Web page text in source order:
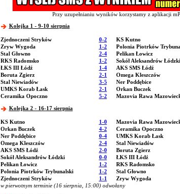
Przy uzupełnianiu wyników korzystamy z aplikacji
Kolejka 1 - 9-10 sierpnia
Zjednoczeni Stryków 0-2 KS Kutno
Zryw Wygoda
1-2 Polonia Piotrków
Stal Głowno
2-4 Pelikan Łowicz
RKS Radomsko
1-2 Sokół Aleksandrów Łódzki
ŁKS III Łódź
1-4 AKS SMS Łódź
Boruta Zgierz
2-1 Omega Kleszczów
Stal Niewiadów
3-5 Ner Poddębice
UMKS Korab Łask
2-1 Orkan Buczek
Ceramika Opoczno
5-2 Mazovia Rawa
Kolejka 2 - 16-17 sierpnia
KS Kutno 1-0 Mazovia Rawa
Orkan Buczek
4-2 Ceramika Opoczno
Ner Poddębice
0-4 UMKS Korab Łask
Omega Kleszczów
2-4 Stal Niewiadów
AKS SMS Łódź
2-0 Boruta Zgierz
Sokół Aleksandrów Łódzki
0-0 ŁKS III Łódź
Pelikan Łowicz
1-2 RKS Radomsko
Polonia Piotrków Trybunalski
1-2 Stal Głowno
Zjednoczeni Stryków
1-1 Zryw Wygoda
w pierwotnym terminie (16 sierpnia, 15:00) odwołany